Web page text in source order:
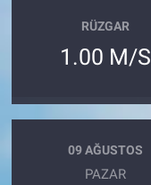
RÜZGAR
1.00 M/S
09 AĞUSTOS
PAZAR